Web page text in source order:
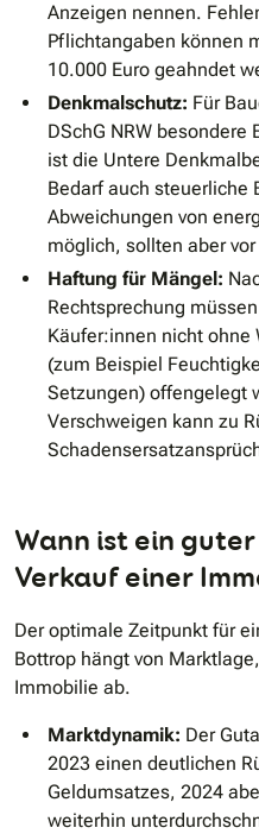
Anzeigen nennen.
Pflichtangaben können
10.000 Euro geahndet
Denkmalschutz: Für
DSchG NRW
ist die Untere
Bedarf auch steuerliche
Abweichungen von
möglich, sollten aber
Haftung für Mängel:
Rechtsprechung
Käufer:innen nicht ohne
(zum Beispiel
Setzungen) offengelegt
Verschweigen kann zu
Wann ist ein
Verkauf einer
Der optimale Zeitpunkt für
Bottrop hängt von
Immobilie ab.
Marktdynamik: Der
2023 einen deutlichen
Geldumsatzes, 2024
weiterhin